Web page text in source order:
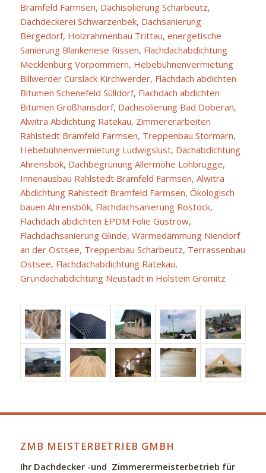
Bramfeld Farmsen, Dachisolierung Scharbeutz,
Dachdeckerei Schwarzenbek, Dachsanierung
Bergedorf, Holzrahmenbau Trittau, energetische
Sanierung Blankenese Rissen, Flachdachabdichtung
Mecklenburg Vorpommern, Hebebühnenvermietung
Billwerder Curslack Kirchwerder, Flachdach abdichten
Bitumen Schenefeld Sülldorf, Flachdach abdichten
Bitumen Großhansdorf, Dachisolierung Bad Doberan,
Alwitra Abdichtung Ratekau, Zimmererarbeiten
Rahlstedt Bramfeld Farmsen, Treppenbau Stormarn,
Hebebühnenvermietung Ludwigslust, Dachabdichtung
Ahrensbök, Dachbegrünung Allermöhe Lohbrügge,
Innenausbau Rahlstedt Bramfeld Farmsen, Alwitra
Abdichtung Rahlstedt Bramfeld Farmsen, Ökologisch
bauen Ahrensbök, Flachdachsanierung Rostock,
Flachdach abdichten EPDM Folie Güstrow,
Flachdachsanierung Glinde, Wärmedämmung Niendorf
an der Ostsee, Treppenbau Scharbeutz, Terrassenbau
Ostsee, Flachdachabdichtung Ratekau,
Gründachabdichtung Neustadt in Holstein Grömitz
ZMB MEISTERBETRIEB GMBH
Ihr Dachdecker -und Zimmerermeisterbetrieb für